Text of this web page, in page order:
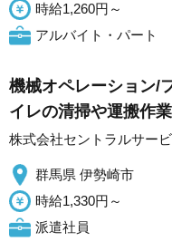
時給1,260円～
アルバイト・パート
機械オペレーション/
イレの清掃や運搬作
株式会社セントラルサー
群馬県 伊勢崎市
時給1,330円～
派遣社員